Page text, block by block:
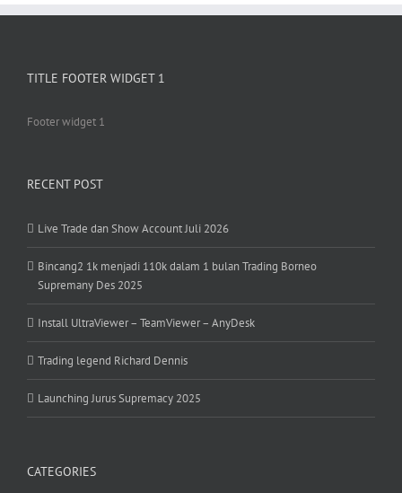
TITLE FOOTER WIDGET 1
Footer widget 1
RECENT POST
Live Trade dan Show Account Juli 2026
Bincang2 1k menjadi 110k dalam 1 bulan Trading Borneo
Supremany Des 2025
Install UltraViewer – TeamViewer – AnyDesk
Trading legend Richard Dennis
Launching Jurus Supremacy 2025
CATEGORIES